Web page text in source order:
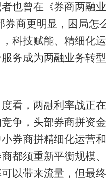
也曾在《券商两融
券商更明显，困局怎
科技赋能、精细化
务成为两融业务转
，两融利率战正在
争，头部券商拼资
券商拼精细化运营
都须重新平衡规模
以带来流量，但最